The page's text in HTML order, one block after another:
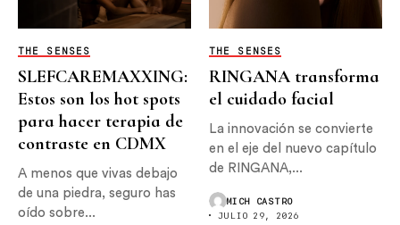
THE SENSES
SLEFCAREMAXXING:
Estos son los hot spots
para hacer terapia de
contraste en CDMX
A menos que vivas debajo
de una piedra, seguro has
oído sobre...
THE SENSES
RINGANA transforma
el cuidado facial
La innovación se convierte
en el eje del nuevo capítulo
de RINGANA,...
MICH CASTRO
JULIO 29, 2026